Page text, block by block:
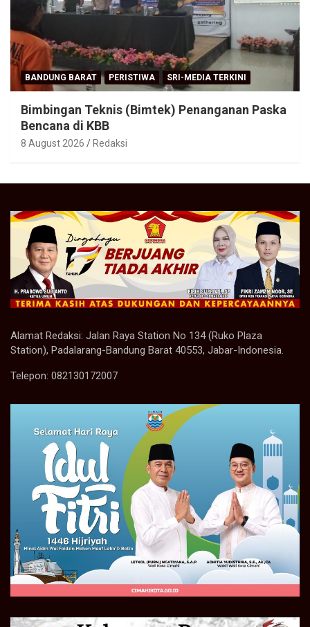
BANDUNG BARAT PERISTIWA SRI-MEDIA TERKINI
Bimbingan Teknis (Bimtek) Penanganan Paska
Bencana di KBB
8 August 2026 Redaksi
Alamat Redaksi: Jalan Raya Station No 134 (Ruko Plaza
Station), Padalarang-Bandung Barat 40553, Jabar-Indonesia.
Telepon: 082130172007